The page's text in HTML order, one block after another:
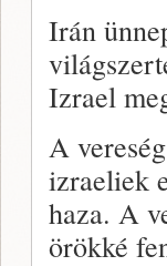
Irán
Izrael
A
izraeliek
haza. A
örökké